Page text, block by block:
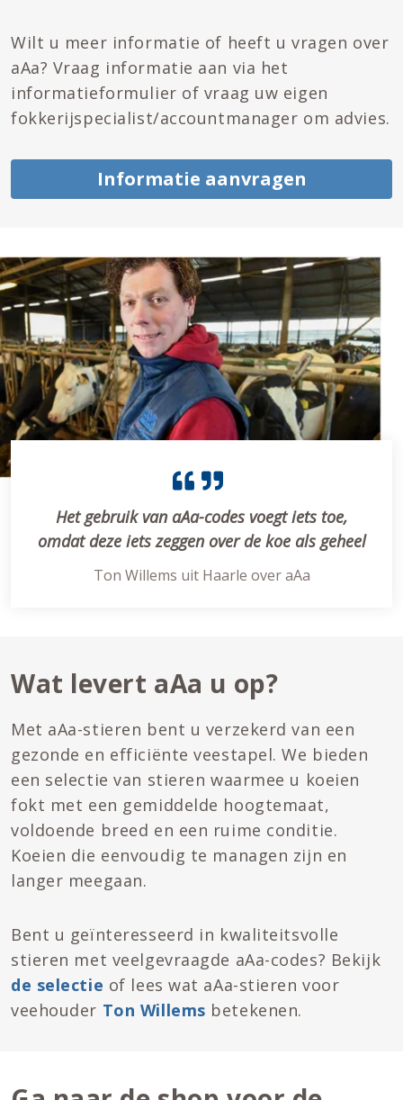
Wilt u meer informatie of heeft u vragen over
aAa? Vraag informatie aan via het
informatieformulier of vraag uw eigen
fokkerijspecialist/accountmanager om advies.
Informatie aanvragen
Het gebruik van aAa-codes voegt iets toe,
omdat deze iets zeggen over de koe als geheel
Ton Willems uit Haarle over aAa
Wat levert aAa u op?
Met aAa-stieren bent u verzekerd van een
gezonde en efficiënte veestapel. We bieden
een selectie van stieren waarmee u koeien
fokt met een gemiddelde hoogtemaat,
voldoende breed en een ruime conditie.
Koeien die eenvoudig te managen zijn en
langer meegaan.
Bent u geïnteresseerd in kwaliteitsvolle
stieren met veelgevraagde aAa-codes? Bekijk
de selectie of lees wat aAa-stieren voor
veehouder Ton Willems betekenen.